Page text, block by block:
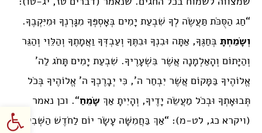
“חַג הַסֻּכֹּת תַּעֲשֶׂה לְךָ שִׁבְעַת יָמִים בְּאָסְפְּךָ מִגָּרְנְךָ וּמִיִּקְבֶךָ.
וְשָׂמַחְתָּ בְּחַגֶּךָ, אַתָּה וּבִנְךָ וּבִתֶּךָ וְעַבְדְּךָ וַאֲמָתֶךָ וְהַלֵּוִי וְהַגֵּר
וְהַיָּתוֹם וְהָאַלְמָנָה אֲשֶׁר בִּשְׁעָרֶיךָ. שִׁבְעַת יָמִים תָּחֹג לַה’
אֱלוֹהֶיךָ בַּמָּקוֹם אֲשֶׁר יִבְחַר ה’, כִּי יְבָרֶכְךָ ה’ אֱלוֹהֶיךָ בְּכֹל
תְּבוּאָתְךָ וּבְכֹל מַעֲשֵׂה יָדֶיךָ, וְהָיִיתָ אַךְ שָׂמֵחַ“. וכן נאמר
(ויקרא כג, לט-מ): “אַךְ בַּחֲמִשָּׁה עָשָׂר יוֹם לַחֹדֶשׁ הַשְּׁבִיעִי פתח